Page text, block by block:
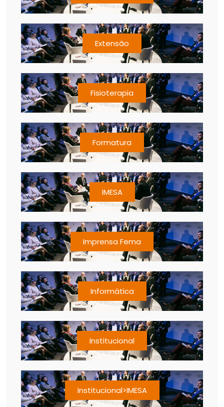
Extensão
Fisioterapia
Formatura
IMESA
Imprensa Fema
Informática
Institucional
Institucional>IMESA